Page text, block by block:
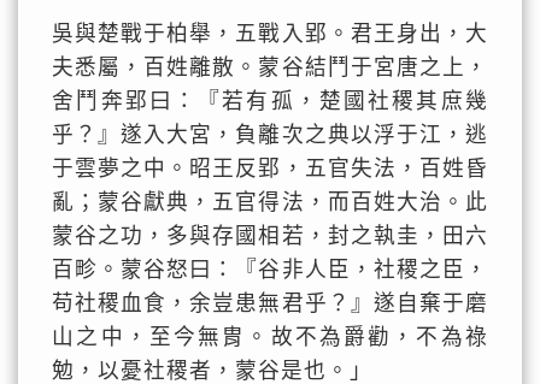
吳與楚戰于柏舉，五戰入郢。君王身出，大
夫悉屬，百姓離散。蒙谷結鬥于宮唐之上，
舍鬥奔郢曰：『若有孤，楚國社稷其庶幾
乎？』遂入大宮，負離次之典以浮于江，逃
于雲夢之中。昭王反郢，五官失法，百姓昏
亂；蒙谷獻典，五官得法，而百姓大治。此
蒙谷之功，多與存國相若，封之執圭，田六
百畛。蒙谷怒曰：『谷非人臣，社稷之臣，
苟社稷血食，余豈患無君乎？』遂自棄于磨
山之中，至今無胄。故不為爵勸，不為祿
勉，以憂社稷者，蒙谷是也。」